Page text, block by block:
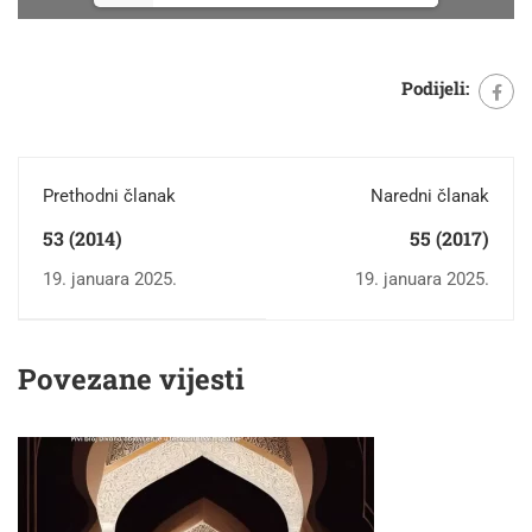
Podijeli:
Prethodni članak
53 (2014)
19. januara 2025.
Naredni članak
55 (2017)
19. januara 2025.
Povezane vijesti